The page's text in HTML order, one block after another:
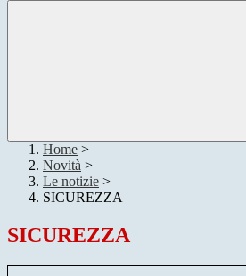
Home >
Novità >
Le notizie >
SICUREZZA
SICUREZZA